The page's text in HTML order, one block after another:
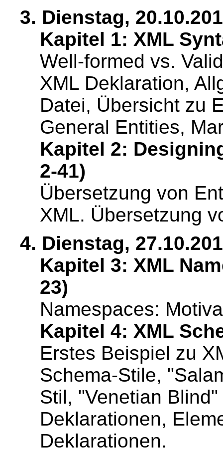
3. Dienstag,
Kapitel 1: XML
Well-formed vs.
XML Deklaration,
Datei, Übersicht zu
General Entities,
Kapitel 2:
2-41)
Übersetzung von
XML. Übersetzung
4. Dienstag,
Kapitel 3: XML
23)
Namespaces:
Kapitel 4: XML
Erstes Beispiel zu
Schema-Stile,
Stil, "Venetian
Deklarationen,
Deklarationen.